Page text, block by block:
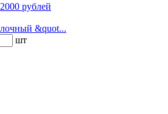
рублей
&quot...
шт